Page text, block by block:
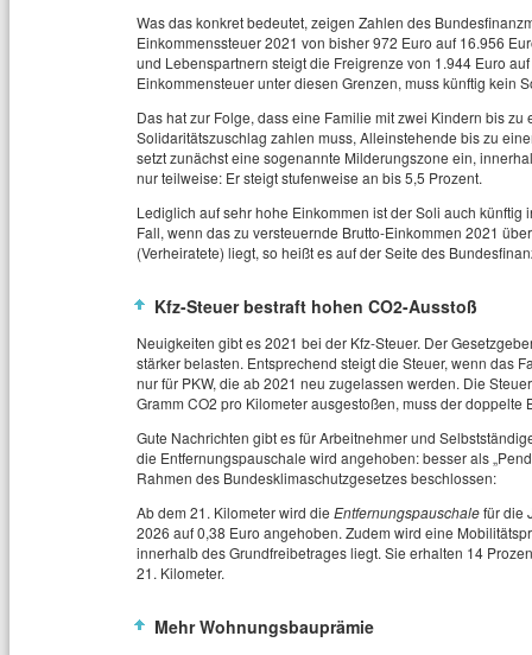
Was das konkret bedeutet, zeigen Zahlen des
Einkommenssteuer 2021 von bisher 972 Euro auf 16.956
und Lebenspartnern steigt die Freigrenze von 1.944 Euro
Einkommensteuer unter diesen Grenzen, muss künftig kein
Das hat zur Folge, dass eine Familie mit zwei Kindern bis
Solidaritätszuschlag zahlen muss, Alleinstehende bis zu
setzt zunächst eine sogenannte Milderungszone ein,
nur teilweise: Er steigt stufenweise an bis 5,5 Prozent.
Lediglich auf sehr hohe Einkommen ist der Soli auch
Fall, wenn das zu versteuernde Brutto-Einkommen 2021
(Verheiratete) liegt, so heißt es auf der Seite des
Kfz-Steuer bestraft hohen CO2-Ausstoß
Neuigkeiten gibt es 2021 bei der Kfz-Steuer. Der
stärker belasten. Entsprechend steigt die Steuer, wenn das
nur für PKW, die ab 2021 neu zugelassen werden. Die
Gramm CO2 pro Kilometer ausgestoßen, muss der
Gute Nachrichten gibt es für Arbeitnehmer und
die Entfernungspauschale wird angehoben: besser als
Rahmen des Bundesklimaschutzgesetzes beschlossen:
Ab dem 21. Kilometer wird die Entfernungspauschalefür die
2026 auf 0,38 Euro angehoben. Zudem wird eine
innerhalb des Grundfreibetrages liegt. Sie erhalten 14
21. Kilometer.
Mehr Wohnungsbauprämie